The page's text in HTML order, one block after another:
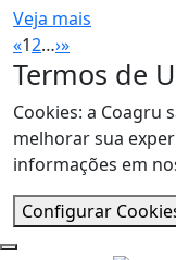
Veja mais
«12…›»
Termos de
Cookies: a Coagru
melhorar sua
informações em
Configurar